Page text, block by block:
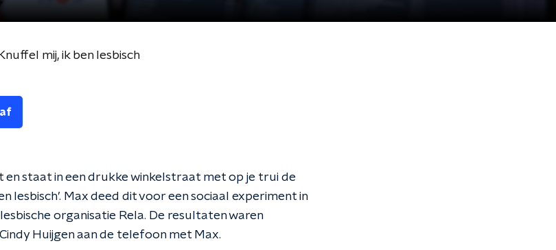
mij, ik ben lesbisch
staat in een drukke winkelstraat met op je trui de
lesbisch’. Max deed dit voor een sociaal experiment in
organisatie Rela. De resultaten waren
Huijgen aan de telefoon met Max.